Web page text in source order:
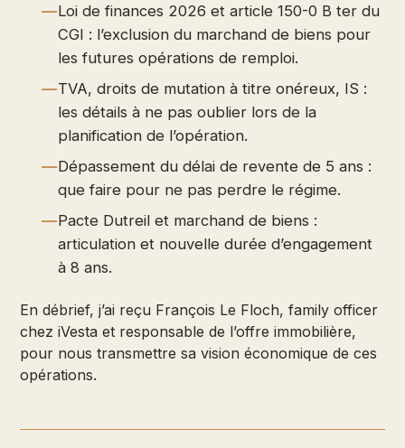
Loi de finances 2026 et article 150-0 B ter du
CGI : l’exclusion du marchand de biens pour
les futures opérations de remploi.
TVA, droits de mutation à titre onéreux, IS :
les détails à ne pas oublier lors de la
planification de l’opération.
Dépassement du délai de revente de 5 ans :
que faire pour ne pas perdre le régime.
Pacte Dutreil et marchand de biens :
articulation et nouvelle durée d’engagement
à 8 ans.
En débrief, j’ai reçu François Le Floch, family officer
chez iVesta et responsable de l’offre immobilière,
pour nous transmettre sa vision économique de ces
opérations.